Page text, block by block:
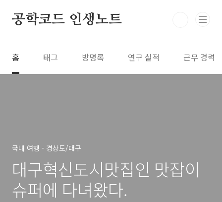
공학코드 인생노트
홈 태그 방명록 연구 실적 근무 경력
국내 여행 - 경상도/대구
대구혁신도시맛집인 맛잡이
슈퍼에 다녀왔다.